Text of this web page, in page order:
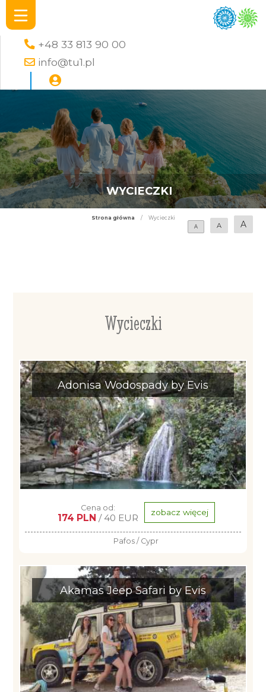
+48 33 813 90 00
info@tu1.pl
WYCIECZKI
Strona główna /
Wycieczki
A
A A
Wycieczki
Adonisa Wodospady by Evis
Cena od:
174 PLN / 40 EUR zobacz więcej
Pafos / Cypr
Akamas Jeep Safari by Evis